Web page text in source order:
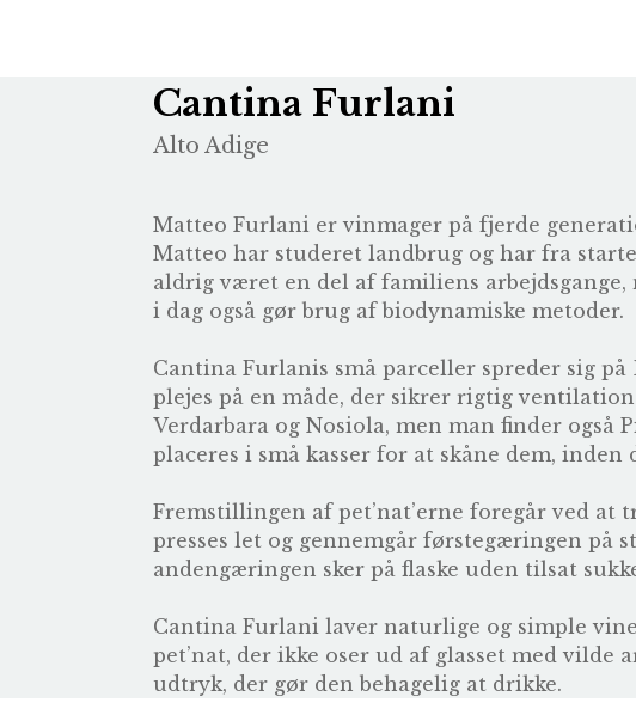
Cantina Furlani
Alto Adige
Matteo Furlani er vinmager på fjerde
Matteo har studeret landbrug og har fra
aldrig været en del af familiens
i dag også gør brug af biodynamiske metoder.
Cantina Furlanis små parceller spreder sig
plejes på en måde, der sikrer rigtig
Verdarbara og Nosiola, men man finder også
placeres i små kasser for at skåne dem, inden
Fremstillingen af pet’nat’erne foregår ved
presses let og gennemgår førstegæringen på
andengæringen sker på flaske uden tilsat
Cantina Furlani laver naturlige og simple
pet’nat, der ikke oser ud af glasset med
udtryk, der gør den behagelig at drikke.